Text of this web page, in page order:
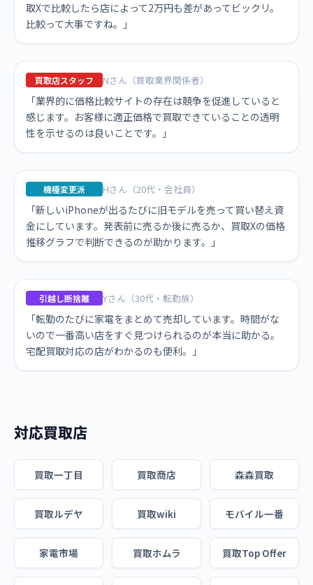
取Xで比較したら店によって2万円も差があってビックリ。
比較って大事ですね。」
買取店スタッフ Nさん（買取業界関係者）
「業界的に価格比較サイトの存在は競争を促進していると
感じます。お客様に適正価格で買取できていることの透明
性を示せるのは良いことです。」
機種変更派 Hさん（20代・会社員）
「新しいiPhoneが出るたびに旧モデルを売って買い替え資
金にしています。発表前に売るか後に売るか、買取Xの価格
推移グラフで判断できるのが助かります。」
引越し断捨離 Yさん（30代・転勤族）
「転勤のたびに家電をまとめて売却しています。時間がな
いので一番高い店をすぐ見つけられるのが本当に助かる。
宅配買取対応の店がわかるのも便利。」
対応買取店
買取一丁目 買取商店 森森買取
買取ルデヤ 買取wiki モバイル一番
家電市場 買取ホムラ 買取Top Offer